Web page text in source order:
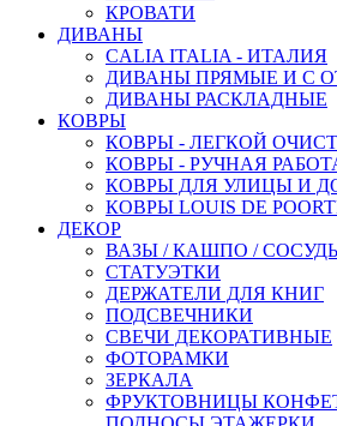
КРОВАТИ
ДИВАНЫ
CALIA ITALIA - ИТАЛИЯ
ДИВАНЫ ПРЯМЫЕ И С
ДИВАНЫ РАСКЛАДНЫЕ
КОВРЫ
КОВРЫ - ЛЕГКОЙ
КОВРЫ - РУЧНАЯ
КОВРЫ ДЛЯ УЛИЦЫ И
КОВРЫ LOUIS DE
ДЕКОР
ВАЗЫ / КАШПО /
СТАТУЭТКИ
ДЕРЖАТЕЛИ ДЛЯ КНИГ
ПОДСВЕЧНИКИ
СВЕЧИ ДЕКОРАТИВНЫЕ
ФОТОРАМКИ
ЗЕРКАЛА
ФРУКТОВНИЦЫ